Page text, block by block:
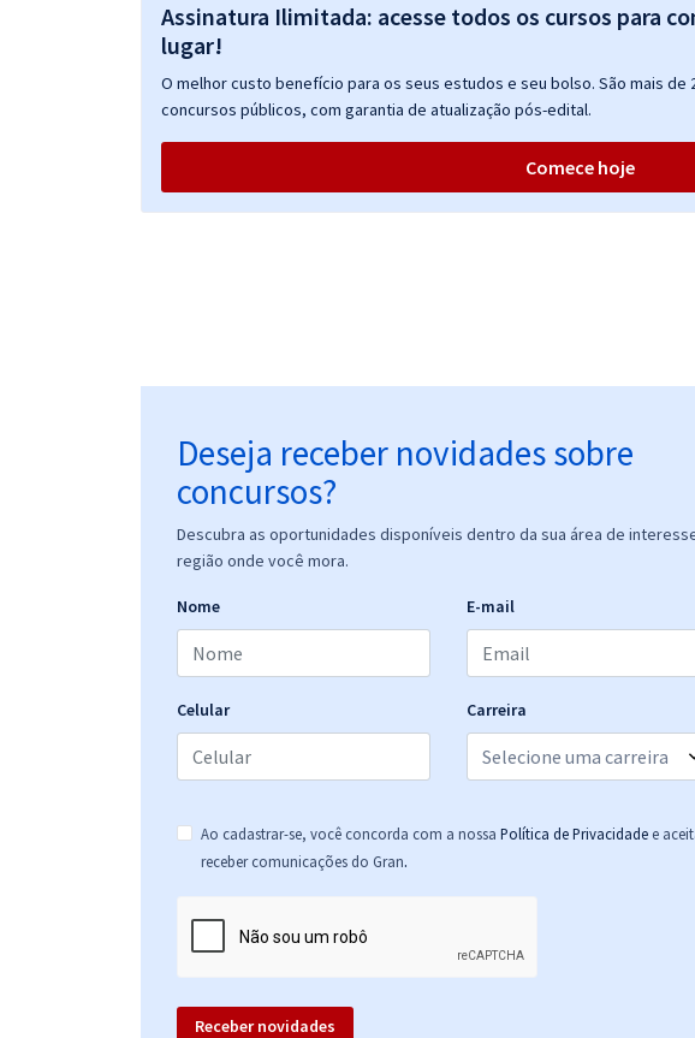
(-20%)
Assinatura Ilimitada: acesse todos os cursos para
lugar!
O melhor custo benefício para os seus estudos e seu bolso. São mais de
concursos públicos, com garantia de atualização pós-edital.
Comece hoje
Deseja receber novidades sobre
concursos?
Descubra as oportunidades disponíveis dentro da sua área de
região onde você mora.
Nome E-mail
Celular Carreira
Ao cadastrar-se, você concorda com a nossa Política de Privacidade e
receber comunicações do Gran.
Receber novidades